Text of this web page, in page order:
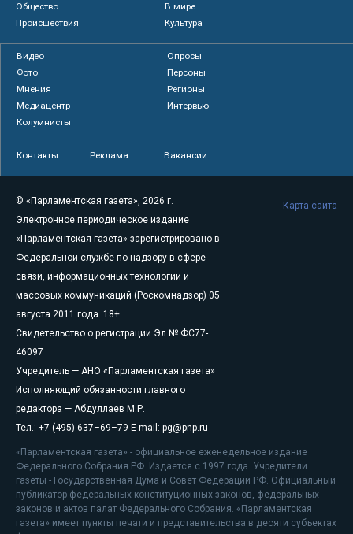
Общество
В мире
Происшествия
Культура
Видео
Опросы
Фото
Персоны
Мнения
Регионы
Медиацентр
Интервью
Колумнисты
Контакты Реклама Вакансии
© «Парламентская газета», 2026 г.
Электронное периодическое издание
«Парламентская газета» зарегистрировано в
Федеральной службе по надзору в сфере
связи, информационных технологий и
массовых коммуникаций (Роскомнадзор) 05
августа 2011 года. 18+
Свидетельство о регистрации Эл № ФС77-
46097
Учредитель — АНО «Парламентская газета»
Исполняющий обязанности главного
редактора — Абдуллаев М.Р.
Тел.: +7 (495) 637–69–79 E-mail: pg@pnp.ru
«Парламентская газета» - официальное еженедельное издание
Федерального Собрания РФ. Издается с 1997 года. Учредители
газеты - Государственная Дума и Совет Федерации РФ. Официальный
публикатор федеральных конституционных законов, федеральных
законов и актов палат Федерального Собрания. «Парламентская
газета» имеет пункты печати и представительства в десяти субъектах
Карта сайта